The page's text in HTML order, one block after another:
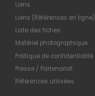
Liens
Liens (Références en ligne)
Liste des fiches
Matériel photographique
Politique de confidentialité
Presse / Partenariat
Références utilisées